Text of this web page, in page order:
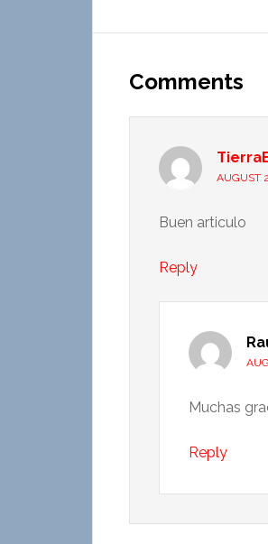
Comments
AUGUST
Buen articulo
Reply
Muchas
Reply